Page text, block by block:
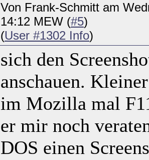
Von Frank-Schmitt am
14:12 MEW (#5)
(User #1302 Info)
sich den
anschauen.
im Mozilla mal
er mir noch
DOS einen